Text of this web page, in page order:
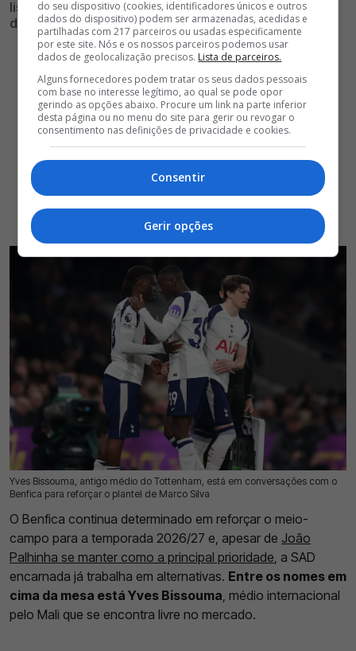
lista de alvos do Glorioso para reforçar o meio-campo
da equipa de Marco Silva
Yves Bissouma, antigo médio do Tottenham, está em conversações com o
Benfica para reforçar o plantel de Marco Silva
18 Jul 2026 | 17:37 | 0
O Benfica continua determinado em reforçar o meio-
campo para a temporada 2026/27 e, apesar de João
Palhinha se manter como a principal prioridade , a SAD
encarnada já trabalha em alternativas. Entre os nomes em
cima da mesa está Yves Bissouma , médio internacional
pelo Mali que se encontra livre no mercado.
do seu dispositivo (cookies, identificadores únicos e outros
dados do dispositivo) podem ser armazenadas, acedidas e
partilhadas com 217 parceiros ou usadas especificamente
por este site. Nós e os nossos parceiros podemos usar
dados de geolocalização precisos. Lista de parceiros.
Alguns fornecedores podem tratar os seus dados pessoais
com base no interesse legítimo, ao qual se pode opor
gerindo as opções abaixo. Procure um link na parte inferior
desta página ou no menu do site para gerir ou revogar o
consentimento nas definições de privacidade e cookies.
Consentir
Gerir opções